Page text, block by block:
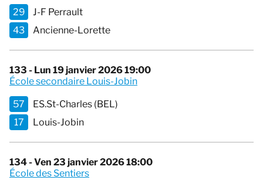
29
J-F Perrault
43
Ancienne-Lorette
133 - Lun 19 janvier 2026 19:00
École secondaire Louis-Jobin
57
ES.St-Charles (BEL)
17
Louis-Jobin
134 - Ven 23 janvier 2026 18:00
École des Sentiers